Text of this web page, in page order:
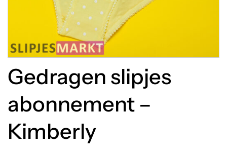
Gedragen slipjes
abonnement –
Kimberly